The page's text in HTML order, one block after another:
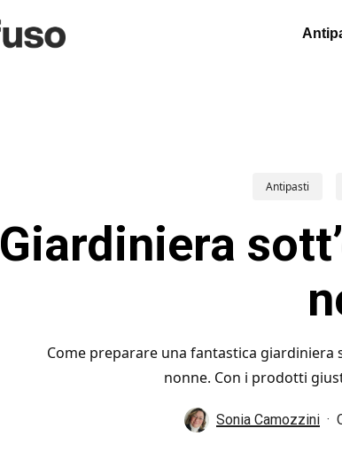
Antipasti
Giardiniera
Come preparare una fantastica
nonne. Con i prodotti
Sonia Camozzini